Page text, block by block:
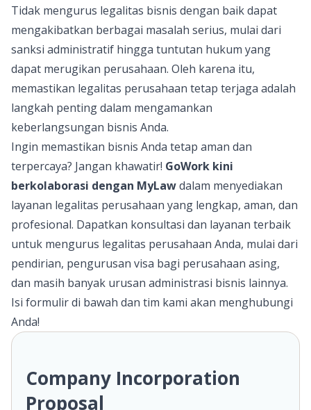
Tidak mengurus legalitas bisnis dengan baik dapat
mengakibatkan berbagai masalah serius, mulai dari
sanksi administratif hingga tuntutan hukum yang
dapat merugikan perusahaan. Oleh karena itu,
memastikan legalitas perusahaan tetap terjaga adalah
langkah penting dalam mengamankan
keberlangsungan bisnis Anda.
Ingin memastikan bisnis Anda tetap aman dan
terpercaya? Jangan khawatir! GoWork kini
berkolaborasi dengan MyLawdalam menyediakan
layanan legalitas perusahaan yang lengkap, aman, dan
profesional. Dapatkan konsultasi dan layanan terbaik
untuk mengurus legalitas perusahaan Anda, mulai dari
pendirian, pengurusan visa bagi perusahaan asing,
dan masih banyak urusan administrasi bisnis lainnya.
Isi formulir di bawah dan tim kami akan menghubungi
Anda!
Company Incorporation
Proposal